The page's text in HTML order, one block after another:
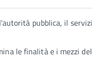
pubblica, il
le finalità e i mezzi